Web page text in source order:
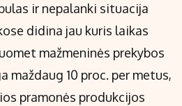
ir nepalanki situacija
didina jau kuris laikas
mažmeninės prekybos
maždaug 10 proc. per metus,
pramonės produkcijos